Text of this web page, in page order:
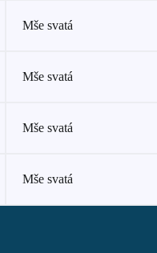
Mše svatá
Mše svatá
Mše svatá
Mše svatá